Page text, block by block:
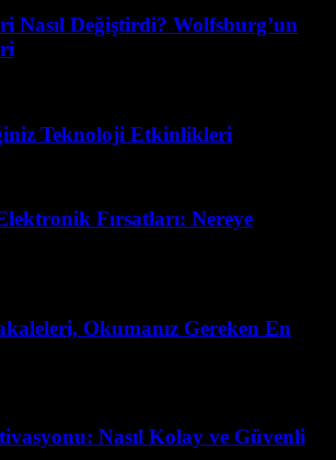
Nasıl Değiştirdi? Wolfsburg’un
Teknoloji Etkinlikleri
Fırsatları: Nereye
Okumanız Gereken En
Nasıl Kolay ve Güvenli